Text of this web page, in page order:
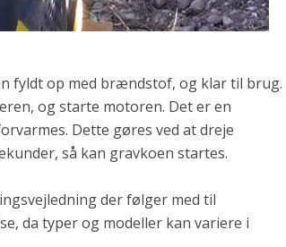
fyldt op med brændstof, og klar til brug.
og starte motoren. Det er en
Dette gøres ved at dreje
så kan gravkoen startes.
der følger med til
da typer og modeller kan variere i